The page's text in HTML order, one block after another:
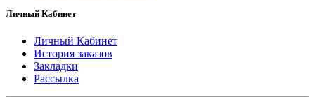
Личный Кабинет
Личный Кабинет
История заказов
Закладки
Рассылка